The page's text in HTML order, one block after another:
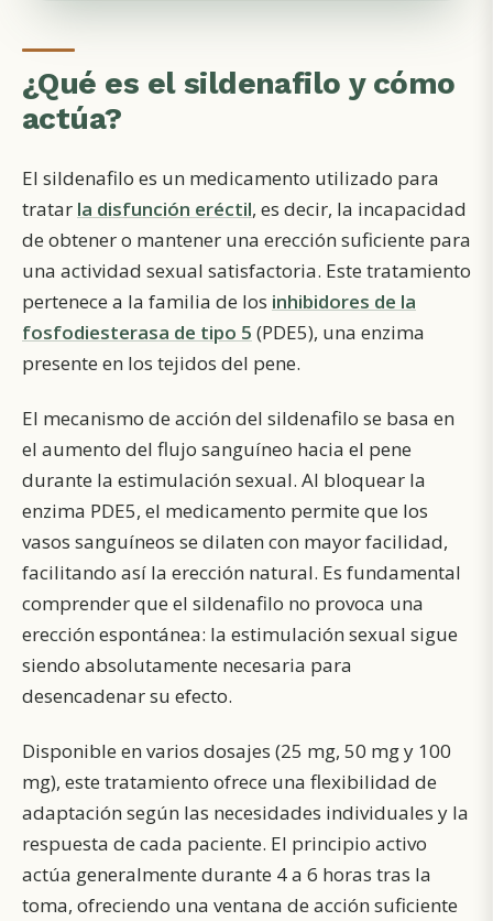
¿Qué es el sildenafilo y cómo
actúa?
El sildenafilo es un medicamento utilizado para
tratar la disfunción eréctil, es decir, la incapacidad
de obtener o mantener una erección suficiente para
una actividad sexual satisfactoria. Este tratamiento
pertenece a la familia de los inhibidores de la
fosfodiesterasa de tipo 5 (PDE5), una enzima
presente en los tejidos del pene.
El mecanismo de acción del sildenafilo se basa en
el aumento del flujo sanguíneo hacia el pene
durante la estimulación sexual. Al bloquear la
enzima PDE5, el medicamento permite que los
vasos sanguíneos se dilaten con mayor facilidad,
facilitando así la erección natural. Es fundamental
comprender que el sildenafilo no provoca una
erección espontánea: la estimulación sexual sigue
siendo absolutamente necesaria para
desencadenar su efecto.
Disponible envarios dosajes (25 mg, 50 mg y 100
mg), este tratamiento ofrece una flexibilidad de
adaptación según las necesidades individuales y la
respuesta de cada paciente. El principio activo
actúa generalmente durante 4 a 6 horas tras la
toma, ofreciendo una ventana de acción suficiente